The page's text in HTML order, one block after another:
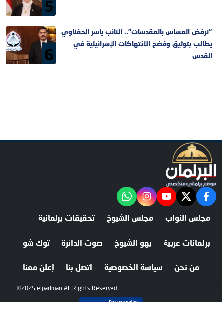
5
6
"نرفض المساس بالمقدسات".. النائب ياسر الحفناوي
يطالب بتوثيق وفضح الانتهاكات الإسرائيلية في
القدس
facebook
twitter
youtube
instagram
"‎Follow the آخر خبر channel on WhatsApp:
مجلس النواب مجلس الشيوخ تحقيقات برلمانية
برلمانات عربية بهو الشيوخ صوت الدائرة توك شو
من نحن سياسة الخصوصية اتصل بنا إعلن معنا
©2025 elparlman All Rights Reserved.
Powered by